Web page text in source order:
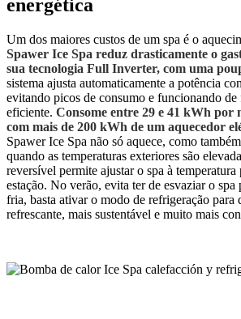
energética
Um dos maiores custos de um spa é o
Spawer Ice Spa reduz drasticamente o
sua tecnologia Full Inverter, com uma
sistema ajusta automaticamente a potência
evitando picos de consumo e funcionando
eficiente. Consome entre 29 e 41 kWh por
com mais de 200 kWh de um aquecedor
Spawer Ice Spa não só aquece, como
quando as temperaturas exteriores são
reversível permite ajustar o spa à
estação. No verão, evita ter de esvaziar o spa
fria, basta ativar o modo de refrigeração para
refrescante, mais sustentável e muito mais